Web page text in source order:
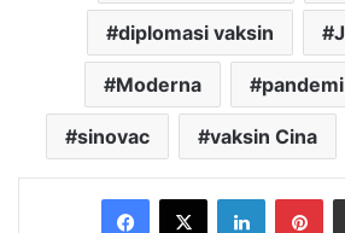
diplomasi vaksin
Moderna
sinovac vaksin Cina
Facebook
X LinkedIn